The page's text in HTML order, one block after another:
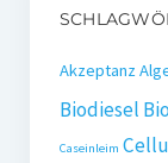
Akzeptanz
Biodiesel
Caseinleim